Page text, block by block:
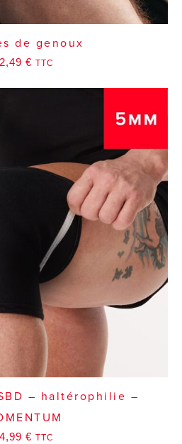
de genoux
€ TTC
– haltérophilie –
€ TTC